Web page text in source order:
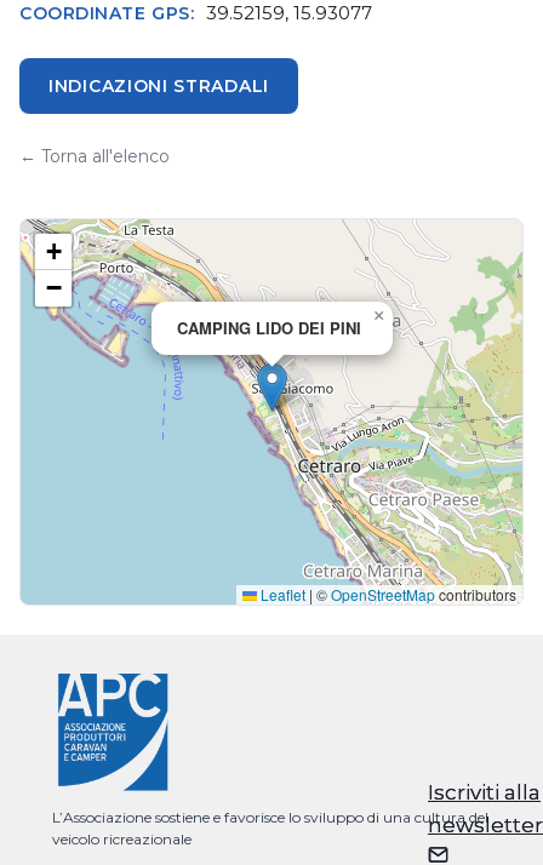
Iscriviti alla
newsletter
COORDINATE GPS: 39.52159, 15.93077
INDICAZIONI STRADALI
← Torna all'elenco
CAMPING LIDO DEI PINI
×
+
−
Leaflet | ©OpenStreetMapcontributors
L’Associazione sostiene e favorisce lo sviluppo di una cultura del
veicolo ricreazionale
Iscriviti alla
newsletter